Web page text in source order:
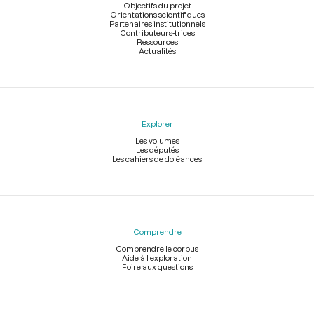
Objectifs du projet
Orientations scientifiques
Partenaires institutionnels
Contributeurs-trices
Ressources
Actualités
Explorer
Les volumes
Les députés
Les cahiers de doléances
Comprendre
Comprendre le corpus
Aide à l'exploration
Foire aux questions